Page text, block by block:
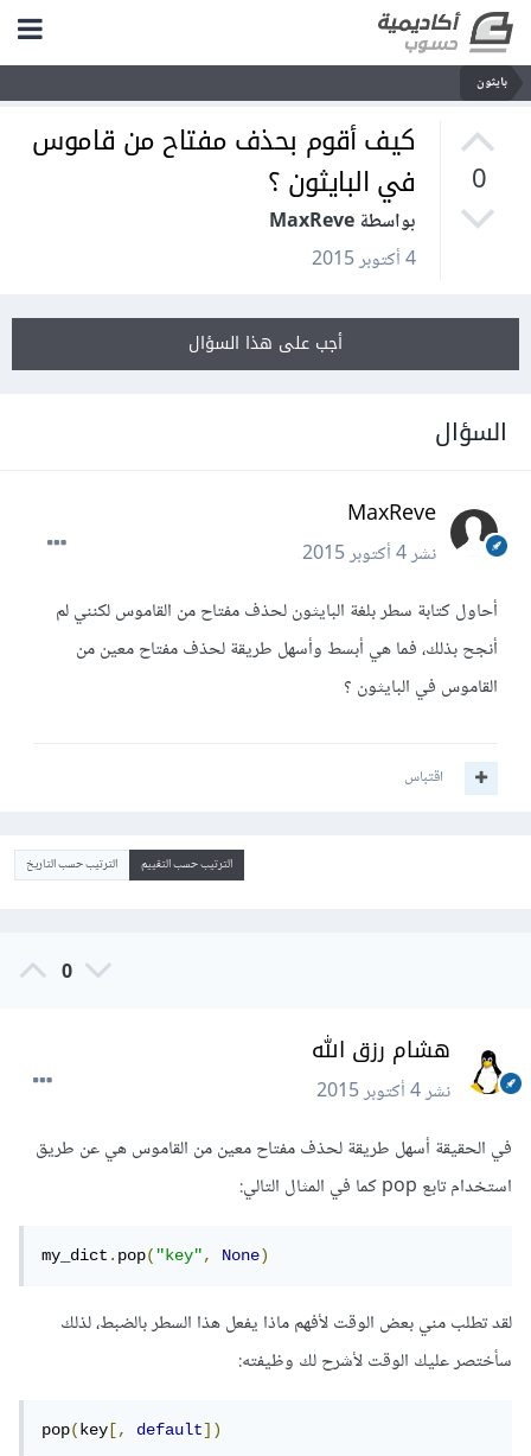
بايثون
0
كيف أقوم بحذف مفتاح من قاموس
في البايثون ؟
بواسطة MaxReve
4 أكتوبر 2015
أجب على هذا السؤال
السؤال
MaxReve
نشر4 أكتوبر 2015
أحاول كتابة سطر بلغة البايثون لحذف مفتاح من القاموس لكنني لم
أنجح بذلك، فما هي أبسط وأسهل طريقة لحذف مفتاح معين من
القاموس في البايثون ؟
اقتباس
الترتيب حسب التقييم الترتيب حسب التاريخ
0
هشام رزق الله
نشر4 أكتوبر 2015
في الحقيقة أسهل طريقة لحذف مفتاح معين من القاموس هي عن طريق
استخدام تابع pop كما في المثال التالي:
my_dict.pop("key", None)
لقد تطلب مني بعض الوقت لأفهم ماذا يفعل هذا السطر بالضبط، لذلك
سأختصر عليك الوقت لأشرح لك وظيفته:
pop(key [, default])